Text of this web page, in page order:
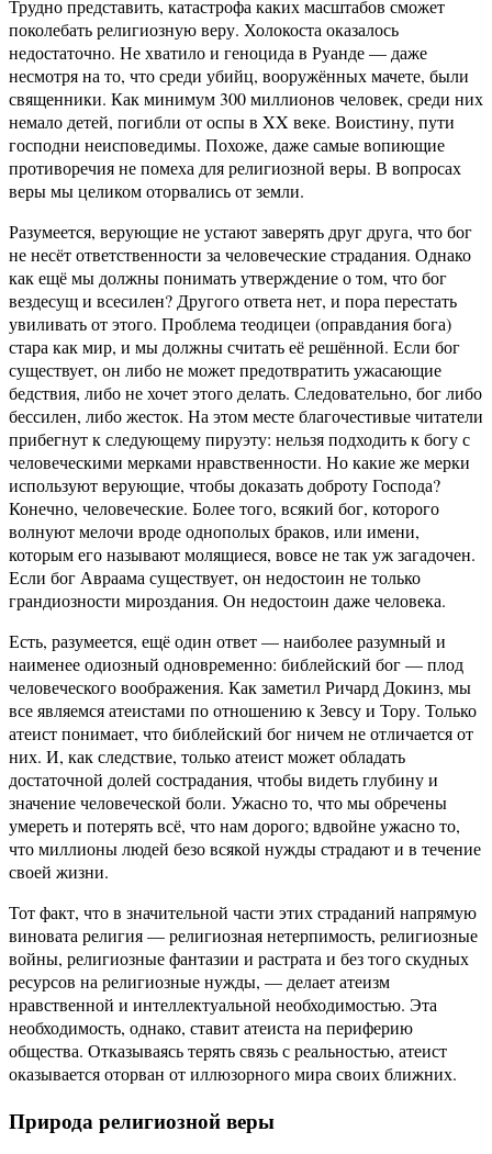
Трудно представить, катастрофа каких масштабов сможет
поколебать религиозную веру. Холокоста оказалось
недостаточно. Не хватило и геноцида в Руанде — даже
несмотря на то, что среди убийц, вооружённых мачете, были
священники. Как минимум 300 миллионов человек, среди них
немало детей, погибли от оспы в XX веке. Воистину, пути
господни неисповедимы. Похоже, даже самые вопиющие
противоречия не помеха для религиозной веры. В вопросах
веры мы целиком оторвались от земли.
Разумеется, верующие не устают заверять друг друга, что бог
не несёт ответственности за человеческие страдания. Однако
как ещё мы должны понимать утверждение о том, что бог
вездесущ и всесилен? Другого ответа нет, и пора перестать
увиливать от этого. Проблема теодицеи (оправдания бога)
стара как мир, и мы должны считать её решённой. Если бог
существует, он либо не может предотвратить ужасающие
бедствия, либо не хочет этого делать. Следовательно, бог либо
бессилен, либо жесток. На этом месте благочестивые читатели
прибегнут к следующему пируэту: нельзя подходить к богу с
человеческими мерками нравственности. Но какие же мерки
используют верующие, чтобы доказать доброту Господа?
Конечно, человеческие. Более того, всякий бог, которого
волнуют мелочи вроде однополых браков, или имени,
которым его называют молящиеся, вовсе не так уж загадочен.
Если бог Авраама существует, он недостоин не только
грандиозности мироздания. Он недостоин даже человека.
Есть, разумеется, ещё один ответ — наиболее разумный и
наименее одиозный одновременно: библейский бог — плод
человеческого воображения. Как заметил Ричард Докинз, мы
все являемся атеистами по отношению к Зевсу и Тору. Только
атеист понимает, что библейский бог ничем не отличается от
них. И, как следствие, только атеист может обладать
достаточной долей сострадания, чтобы видеть глубину и
значение человеческой боли. Ужасно то, что мы обречены
умереть и потерять всё, что нам дорого; вдвойне ужасно то,
что миллионы людей безо всякой нужды страдают и в течение
своей жизни.
Тот факт, что в значительной части этих страданий напрямую
виновата религия — религиозная нетерпимость, религиозные
войны, религиозные фантазии и растрата и без того скудных
ресурсов на религиозные нужды, — делает атеизм
нравственной и интеллектуальной необходимостью. Эта
необходимость, однако, ставит атеиста на периферию
общества. Отказываясь терять связь с реальностью, атеист
оказывается оторван от иллюзорного мира своих ближних.
Природа религиозной веры